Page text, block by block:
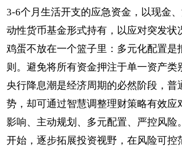
3-6个月生活开支的应急资金，以现金
动性货币基金形式持有，以应对突发状
鸡蛋不放在一个篮子里：多元化配置是
则。避免将所有资金押注于单一资产类
央行降息潮是经济周期的必然阶段，普
势，却可通过智慧调整理财策略有效应
影响、主动规划、多元配置、严控风险
开始，逐步拓展投资视野，在风险可控